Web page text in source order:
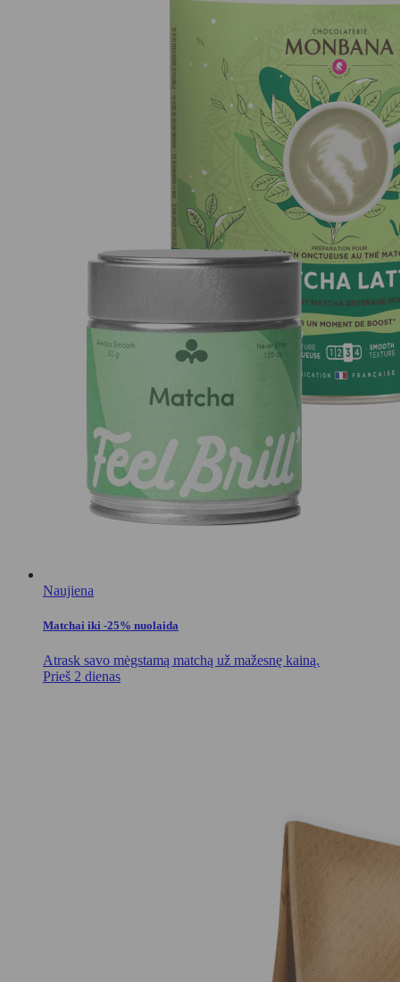
Naujiena
Matchai iki -25% nuolaida
Atrask savo mėgstamą matchą už mažesnę kainą.
Prieš 2 dienas